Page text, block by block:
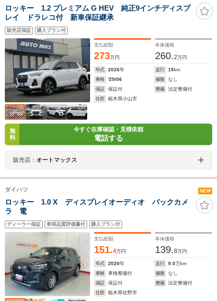
ロッキー 1.2 プレミアム G HEV 純正9インチディスプ
レイ ドラレコ付 新車保証継承
販売店保証 購入プラン付
支払総額
273万円
本体価格
260.2万円
年式 2026年 走行 15km
車検
'29/06 修復
なし
保証
保証付 整備
法定整備付
住所
栃木県小山市
無
料
今すぐ在庫確認・見積依頼
電話する
販売店： オートマックス
ダイハツ NEW
ロッキー 1.0 X ディスプレイオーディオ バックカメ
ラ 電
ディーラー保証 車両品質評価書付 購入プラン付
支払総額
151.4万円
本体価格
139.8万円
年式 2020年 走行 9.0万km
車検
車検整備付 修復
なし
保証
保証付 整備
法定整備付
住所
栃木県佐野市